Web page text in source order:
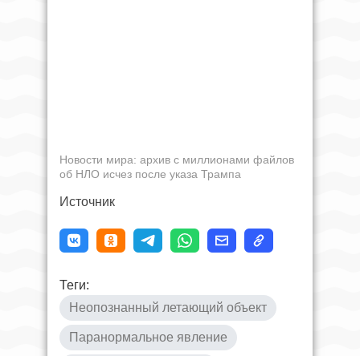
Новости мира: архив с миллионами файлов
об НЛО исчез после указа Трампа
Источник
Теги:
Неопознанный летающий объект
Паранормальное явление